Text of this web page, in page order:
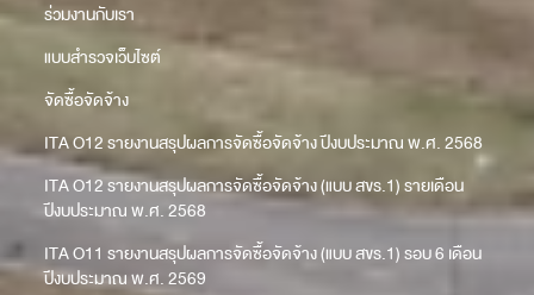
ร่วมงานกับเรา
แบบสำรวจเว็บไซต์
จัดซื้อจัดจ้าง
ITA O12 รายงานสรุปผลการจัดซื้อจัดจ้าง ปีงบประมาณ พ.ศ. 2568
ITA O12 รายงานสรุปผลการจัดซื้อจัดจ้าง (แบบ สขร.1) รายเดือน
ปีงบประมาณ พ.ศ. 2568
ITA O11 รายงานสรุปผลการจัดซื้อจัดจ้าง (แบบ สขร.1) รอบ 6 เดือน
ปีงบประมาณ พ.ศ. 2569